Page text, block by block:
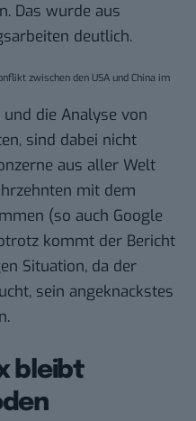
Das wurde aus
deutlich.
zwischen den USA und China im
die Analyse von
sind dabei nicht
aus aller Welt
mit dem
(so auch Google
kommt der Bericht
Situation, da der
sein angeknackstes
bleibt